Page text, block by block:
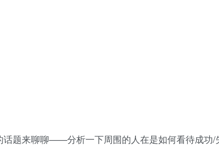
话题来聊聊——分析一下周围的人在是如何看待成功/